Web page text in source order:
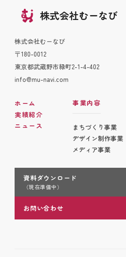
株式会社むーなび
株式会社むーなび
〒180-0012
東京都武蔵野市緑町2-1-4-402
info@mu-navi.com
ホーム
実績紹介
ニュース
事業内容
まちづくり事業
デザイン制作事業
メディア事業
資料ダウンロード
（現在準備中）
お問い合わせ